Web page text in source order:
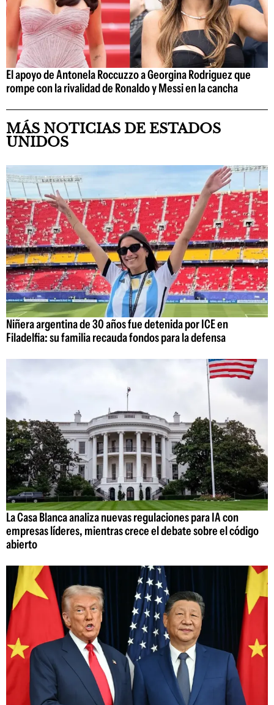
El apoyo de Antonela Roccuzzo a Georgina Rodriguez que
rompe con la rivalidad de Ronaldo y Messi en la cancha
MÁS NOTICIAS DE ESTADOS
UNIDOS
Niñera argentina de 30 años fue detenida por ICE en
Filadelfia: su familia recauda fondos para la defensa
La Casa Blanca analiza nuevas regulaciones para IA con
empresas líderes, mientras crece el debate sobre el código
abierto